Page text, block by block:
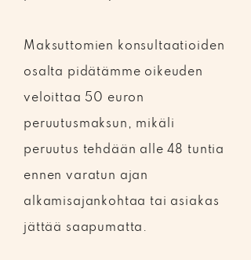
Maksuttomien konsultaatioiden
osalta pidätämme oikeuden
veloittaa 50 euron
peruutusmaksun, mikäli
peruutus tehdään alle 48 tuntia
ennen varatun ajan
alkamisajankohtaa tai asiakas
jättää saapumatta.